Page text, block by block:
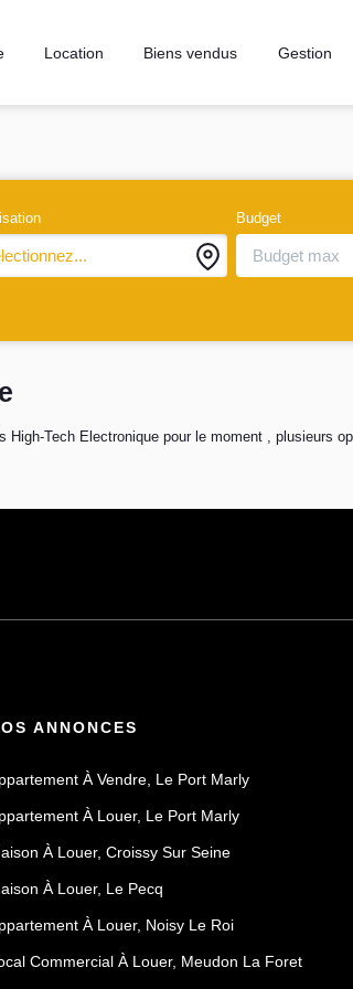
Location Biens vendus Gestion
Budget
Tech Electronique pour le moment , plusieurs
ANNONCES
À Vendre, Le Port Marly
À Louer, Le Port Marly
À Louer, Croissy Sur Seine
À Louer, Le Pecq
À Louer, Noisy Le Roi
Commercial À Louer, Meudon La Foret